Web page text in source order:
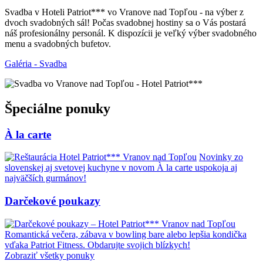
Svadba v Hoteli Patriot*** vo Vranove nad Topľou - na výber z
dvoch svadobných sál! Počas svadobnej hostiny sa o Vás postará
náš profesionálny personál. K dispozícii je veľký výber svadobného
menu a svadobných bufetov.
Galéria - Svadba
Špeciálne ponuky
À la carte
Novinky zo
slovenskej aj svetovej kuchyne v novom À la carte uspokoja aj
najväčších gurmánov!
Darčekové poukazy
Romantická večera, zábava v bowling bare alebo lepšia kondička
vďaka Patriot Fitness. Obdarujte svojich blízkych!
Zobraziť všetky ponuky